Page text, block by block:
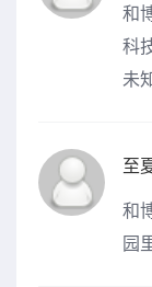
和
科
未
至
和
园